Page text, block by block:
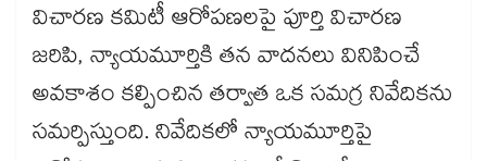
విచారణ కమిటీ ఆరోపణలపై పూర్తి విచారణ
జరిపి, న్యాయమూర్తికి తన వాదనలు వినిపించే
అవకాశం కల్పించిన తర్వాత ఒక సమగ్ర నివేదికను
సమర్పిస్తుంది. నివేదికలో న్యాయమూర్తిపై